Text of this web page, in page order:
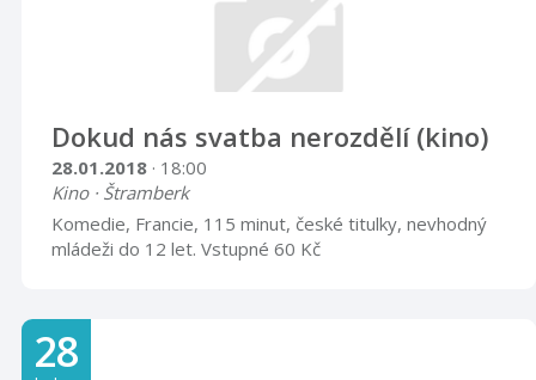
Dokud nás svatba nerozdělí (kino)
28.01.2018 · 18:00
Kino · Štramberk
Komedie, Francie, 115 minut, české titulky, nevhodný
mládeži do 12 let. Vstupné 60 Kč
28